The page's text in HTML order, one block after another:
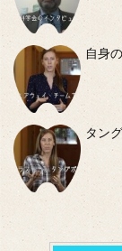
自身
タン